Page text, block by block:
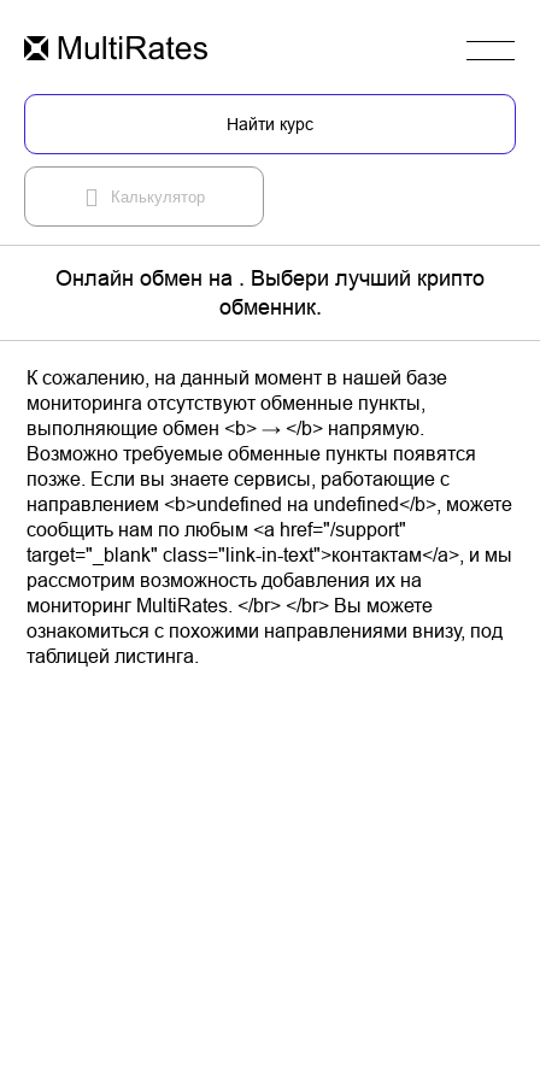
Найти курс
Калькулятор
Онлайн обмен на . Выбери лучший крипто
обменник.
К сожалению, на данный момент в нашей базе
мониторинга отсутствуют обменные пункты,
выполняющие обмен <b> → </b> напрямую.
Возможно требуемые обменные пункты появятся
позже. Если вы знаете сервисы, работающие с
направлением <b>undefined на undefined</b>, можете
сообщить нам по любым <a href="/support"
target="_blank" class="link-in-text">контактам</a>, и мы
рассмотрим возможность добавления их на
мониторинг MultiRates. </br> </br> Вы можете
ознакомиться с похожими направлениями внизу, под
таблицей листинга.